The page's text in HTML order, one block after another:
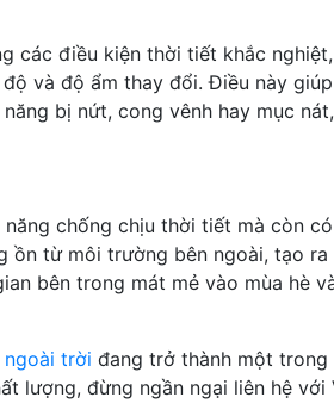
các điều kiện thời tiết khắc
và độ ẩm thay đổi. Điều này
bị nứt, cong vênh hay mục
chống chịu thời tiết mà còn
ồn từ môi trường bên ngoài, tạo
bên trong mát mẻ vào mùa hè
trời đang trở thành một trong
lượng, đừng ngần ngại liên hệ với